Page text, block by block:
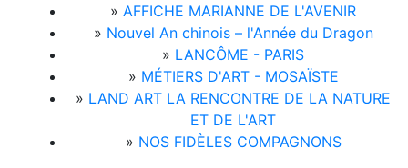
» AFFICHE MARIANNE DE L'AVENIR
» Nouvel An chinois – l'Année du Dragon
» LANCÔME - PARIS
» MÉTIERS D'ART - MOSAÏSTE
» LAND ART LA RENCONTRE DE LA NATURE
ET DE L'ART
» NOS FIDÈLES COMPAGNONS